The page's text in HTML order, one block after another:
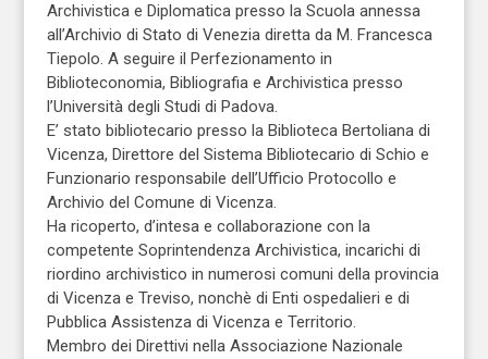
Archivistica e Diplomatica presso la Scuola annessa
all’Archivio di Stato di Venezia diretta da M. Francesca
Tiepolo. A seguire il Perfezionamento in
Biblioteconomia, Bibliografia e Archivistica presso
l’Università degli Studi di Padova.
E’ stato bibliotecario presso la Biblioteca Bertoliana di
Vicenza, Direttore del Sistema Bibliotecario di Schio e
Funzionario responsabile dell’Ufficio Protocollo e
Archivio del Comune di Vicenza.
Ha ricoperto, d’intesa e collaborazione con la
competente Soprintendenza Archivistica, incarichi di
riordino archivistico in numerosi comuni della provincia
di Vicenza e Treviso, nonchè di Enti ospedalieri e di
Pubblica Assistenza di Vicenza e Territorio.
Membro dei Direttivi nella Associazione Nazionale